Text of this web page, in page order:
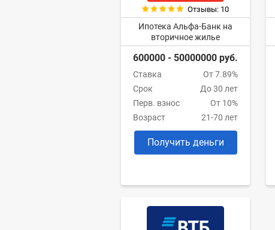
Отзывы: 10
Ипотека Альфа-Банк на
вторичное жилье
600000 - 50000000 руб.
Ставка
От 7.89%
Срок
До 30 лет
Перв. взнос
От 10%
Возраст
21-70 лет
Получить деньги